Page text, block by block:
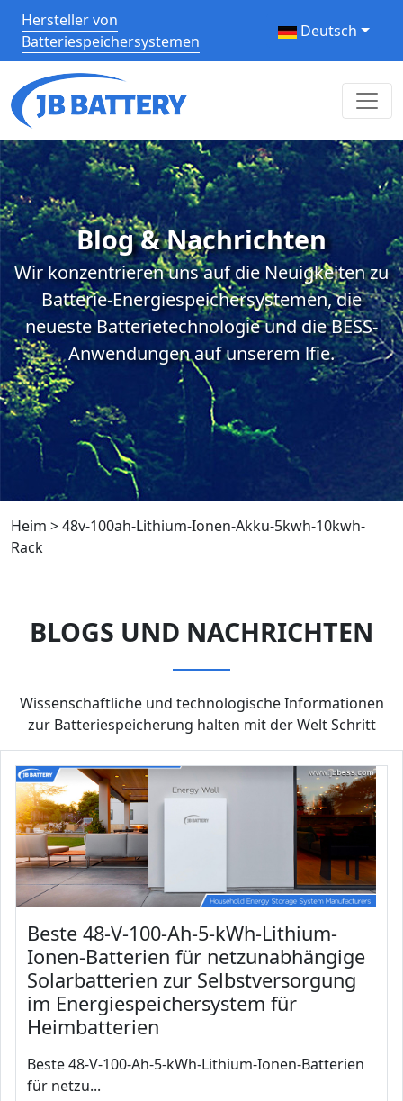
Hersteller von
Batteriespeichersystemen
Deutsch
Blog & Nachrichten
Wir konzentrieren uns auf die Neuigkeiten zu
Batterie-Energiespeichersystemen, die
neueste Batterietechnologie und die BESS-
Anwendungen auf unserem lfie.
Heim >48v-100ah-Lithium-Ionen-Akku-5kwh-10kwh-
Rack
BLOGS UND NACHRICHTEN
Wissenschaftliche und technologische Informationen
zur Batteriespeicherung halten mit der Welt Schritt
Beste 48-V-100-Ah-5-kWh-Lithium-
Ionen-Batterien für netzunabhängige
Solarbatterien zur Selbstversorgung
im Energiespeichersystem für
Heimbatterien
Beste 48-V-100-Ah-5-kWh-Lithium-Ionen-Batterien
für netzu...